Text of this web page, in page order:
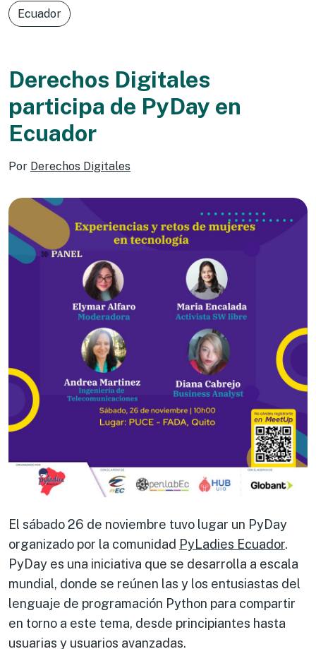
Ecuador
Derechos Digitales
participa de PyDay en
Ecuador
Por Derechos Digitales
El sábado 26 de noviembre tuvo lugar un PyDay
organizado por la comunidad PyLadies Ecuador.
PyDay es una iniciativa que se desarrolla a escala
mundial, donde se reúnen las y los entusiastas del
lenguaje de programación Python para compartir
en torno a este tema, desde principiantes hasta
usuarias y usuarios avanzadas.